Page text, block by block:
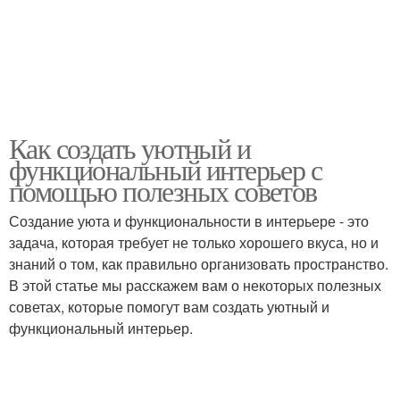
Как создать уютный и
функциональный интерьер с
помощью полезных советов
Создание уюта и функциональности в интерьере - это
задача, которая требует не только хорошего вкуса, но и
знаний о том, как правильно организовать пространство.
В этой статье мы расскажем вам о некоторых полезных
советах, которые помогут вам создать уютный и
функциональный интерьер.